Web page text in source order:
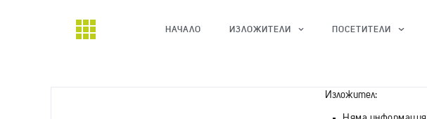
НАЧАЛО ИЗЛОЖИТЕЛИ ПОСЕТИТЕЛИ
Изложител: